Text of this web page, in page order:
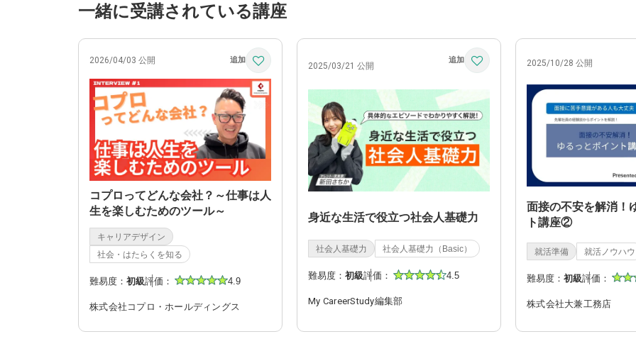
一緒に受講されている講座
2026/04/03 公開
コプロってどんな会社？～仕事は人
生を楽しむためのツール～
キャリアデザイン
社会・はたらくを知る
難易度： 初級評価： 4.9
株式会社コプロ・ホールディングス
2025/03/21 公開
身近な生活で役立つ社会人基礎力
社会人基礎力 社会人基礎力（Basic）
難易度： 初級評価： 4.5
My CareerStudy編集部
2025/10/28 公開
面接の不安を解消！
ト講座②
就活準備 就活ノウハウ
難易度： 初級評価：
株式会社大兼工務店